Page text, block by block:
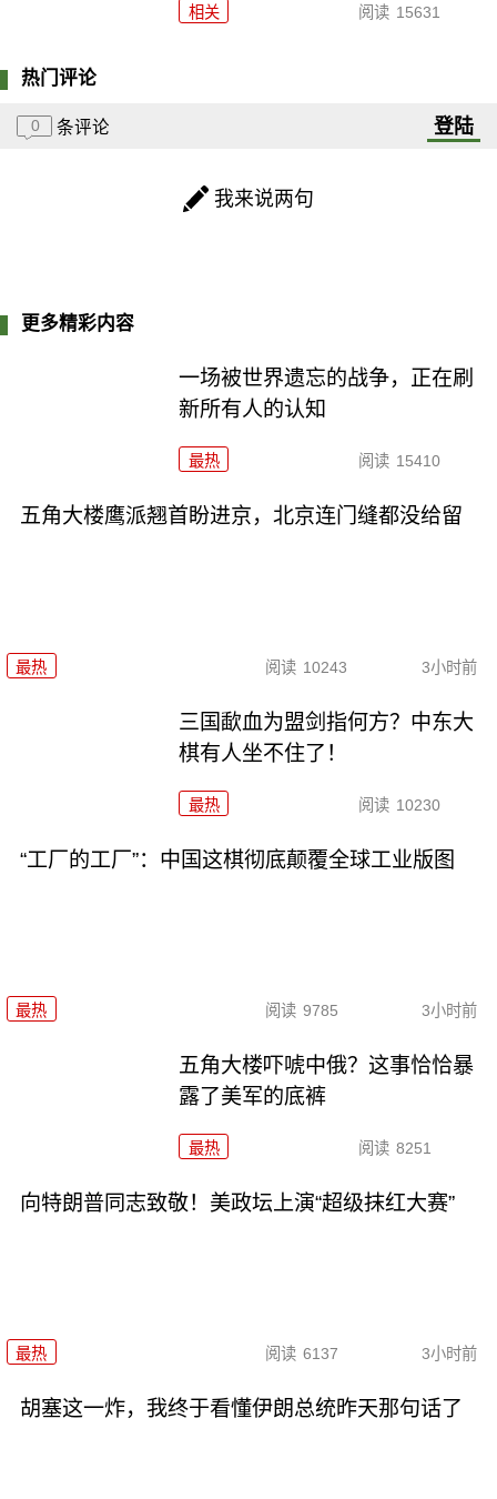
相关 阅读 15631
热门评论
0 条评论 登陆
我来说两句
更多精彩内容
一场被世界遗忘的战争，正在刷
新所有人的认知
最热 阅读 15410
五角大楼鹰派翘首盼进京，北京连门缝都没给留
最热 阅读 10243 3小时前
三国歃血为盟剑指何方？中东大
棋有人坐不住了！
最热 阅读 10230
“工厂的工厂”：中国这棋彻底颠覆全球工业版图
最热 阅读 9785 3小时前
五角大楼吓唬中俄？这事恰恰暴
露了美军的底裤
最热 阅读 8251
向特朗普同志致敬！美政坛上演“超级抹红大赛”
最热 阅读 6137 3小时前
胡塞这一炸，我终于看懂伊朗总统昨天那句话了